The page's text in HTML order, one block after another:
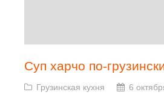
Суп харчо по-
Грузинская кухня 6